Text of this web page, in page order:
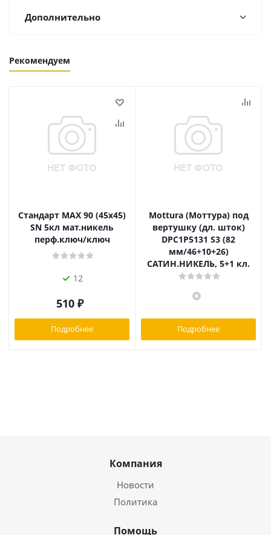
Дополнительно
Рекомендуем
Стандарт MAX 90 (45х45)
SN 5кл мат.никель
перф.ключ/ключ
12
510 ₽
Подробнее
Mottura (Моттура) под
вертушку (дл. шток)
DPC1P5131 S3 (82
мм/46+10+26)
САТИН.НИКЕЛЬ, 5+1 кл.
Подробнее
Компания
Новости
Политика
Помощь